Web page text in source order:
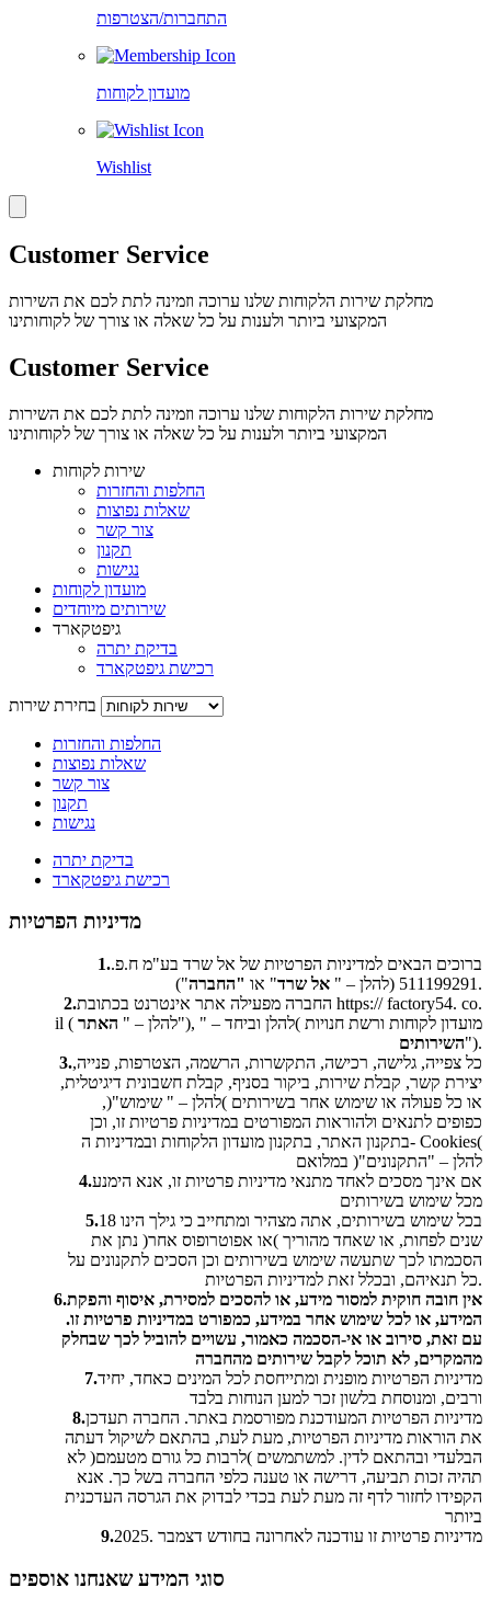
התחברות/הצטרפות
מועדון לקוחות
Wishlist
Customer Service
מחלקת שירות הלקוחות שלנו ערוכה וזמינה לתת לכם את השירות
המקצועי ביותר ולענות על כל שאלה או צורך של לקוחותינו
Customer Service
מחלקת שירות הלקוחות שלנו ערוכה וזמינה לתת לכם את השירות
המקצועי ביותר ולענות על כל שאלה או צורך של לקוחותינו
שירות לקוחות
החלפות והחזרות
שאלות נפוצות
צור קשר
תקנון
נגישות
מועדון לקוחות
שירותים מיוחדים
גיפטקארד
בדיקת יתרה
רכישת גיפטקארד
החלפות והחזרות
שאלות נפוצות
צור קשר
תקנון
נגישות
בדיקת יתרה
רכישת גיפטקארד
מדיניות הפרטיות
1.ברוכים הבאים למדיניות הפרטיות של אל שרד בע"מ ח.פ.
511199291 (להלן – "
אל שרד" או "החברה
").
2.
https://factory54. co.
il
( להלן – " האתר
"), מועדון לקוחות ורשת חנויות )להלן וביחד – "
השירותים").
3.כל צפייה, גלישה, רכישה, התקשרות, הרשמה, הצטרפות, פנייה,
יצירת קשר, קבלת שירות, ביקור בסניף, קבלת חשבונית דיגיטלית,
או כל פעולה או שימוש אחר בשירותים )להלן – " שימוש"(,
כפופים לתנאים ולהוראות המפורטים במדיניות פרטיות זו, וכן
בתקנון האתר, בתקנון מועדון הלקוחות ובמדיניות ה- Cookies(
להלן – "התקנונים"( במלואם
4.אם אינך מסכים לאחד מתנאי מדיניות פרטיות זו, אנא הימנע
מכל שימוש בשירותים
5.בכל שימוש בשירותים, אתה מצהיר ומתחייב כי גילך הינו 18
שנים לפחות, או שאחד מהוריך )או אפוטרופוס אחר( נתן את
הסכמתו לכך שתעשה שימוש בשירותים וכן הסכים לתקנונים על
כל תנאיהם, ובכלל זאת למדיניות הפרטיות.
6.אין חובה חוקית למסור מידע, או להסכים למסירת, איסוף והפקת
המידע, או לכל שימוש אחר במידע, כמפורט במדיניות פרטיות זו.
עם זאת, סירוב או אי-הסכמה כאמור, עשויים להוביל לכך שבחלק
מהמקרים, לא תוכל לקבל שירותים מהחברה
7.מדיניות הפרטיות מופנית ומתייחסת לכל המינים כאחד, יחיד
ורבים, ומנוסחת בלשון זכר למען הנוחות בלבד
8.מדיניות הפרטיות המעודכנת מפורסמת באתר. החברה תעדכן
את הוראות מדיניות הפרטיות, מעת לעת, בהתאם לשיקול דעתה
הבלעדי ובהתאם לדין. למשתמשים )לרבות כל גורם מטעמם( לא
תהיה זכות תביעה, דרישה או טענה כלפי החברה בשל כך. אנא
הקפידו לחזור לדף זה מעת לעת בכדי לבדוק את הגרסה העדכנית
ביותר
9.
מדיניות פרטיות זו עודכנה לאחרונה בחודש דצמבר .2025
סוגי המידע שאנחנו אוספים